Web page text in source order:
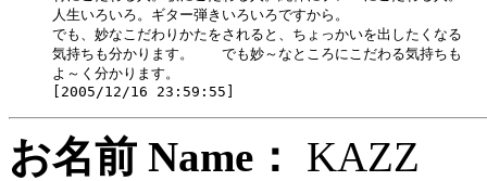
人生いろいろ。ギター弾きいろいろですから。
でも、妙なこだわりかたをされると、ちょっかいを出したくなる
気持ちも分かります。　　でも妙～なところにこだわる気持ちも
よ～く分かります。
お名前 Name：